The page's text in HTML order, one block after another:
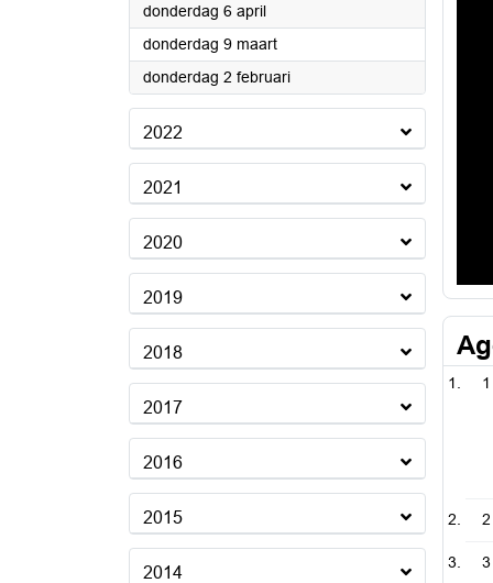
donderdag 6 april2023
donderdag 9 maart2023
donderdag 2 februari2023
2022
2021
2020
2019
2018
2017
2016
2015
2014
1
2
3